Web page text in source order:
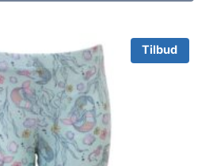
Tilbud